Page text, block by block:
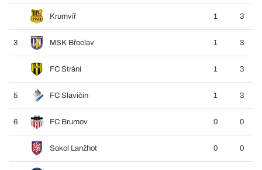
Krumvíř 1 3
3 MSK Břeclav 1 3
FC Strání 1 3
5 FC Slavičín 1 3
6 FC Brumov 0 0
Sokol Lanžhot 0 0